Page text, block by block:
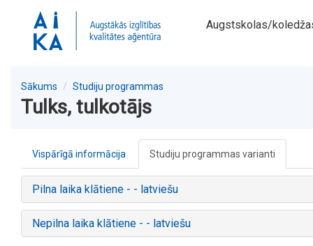
Augstskolas/
Sākums Studiju programmas
Tulks, tulkotājs
Vispārīgā informācija Studiju programmas varianti
Pilna laika klātiene - - latviešu
Nepilna laika klātiene - - latviešu